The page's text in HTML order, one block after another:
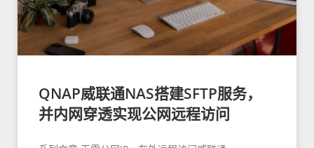
QNAP威联通NAS搭建SFTP服务，
并内网穿透实现公网远程访问